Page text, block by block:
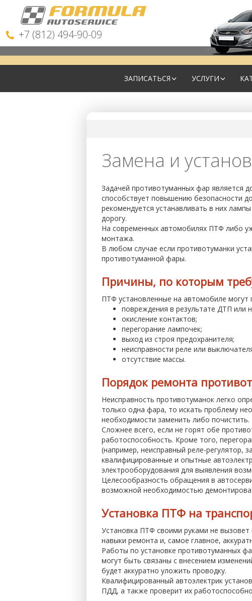
+7 (812) 494-90-09
ЗАПИСАТЬСЯ УСЛУГИ
Замена и
Задачей противотуманных фар является
способствует повышению безопасности
рекомендуется устанавливать в них
дорогу.
На современных автомобилях ПТФ либо
монтажа.
В любом случае если противотуманки
противотуманной фары.
Причины, по которым
ПТФ установленные на автомобиле
повреждения в результате ДТП или
окисление контактов;
перегорание лампочек;
выход из строя предохранителя;
неисправности реле или
отсутствие массы.
Порядок ремонта
Неисправность противотуманок легко
только одна фара, то искать проблему
необходимости заменить либо почистить.
Сложнее всего, если не горят обе
работоспособность. Кроме того,
(например, неисправный реле-регулятор,
квалифицированные и опытные
электрооборудования для выявления
Целесообразность обращения в
возможной необходимостью
Установка ПТФ на
Установка ПТФ своими руками не
навыки ремонта и, самое главное,
Работы по установке противотуманных
могут быть связаны с внесением
будет аккуратно уложить проводку.
Квалифицированный автоэлектрик
ПДД, а также проверит их